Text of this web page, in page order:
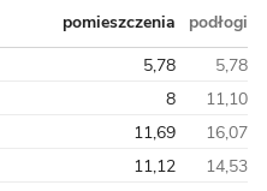
pomieszczenia
podłogi
5,78
5,78
8
11,10
11,69
16,07
11,12
14,53